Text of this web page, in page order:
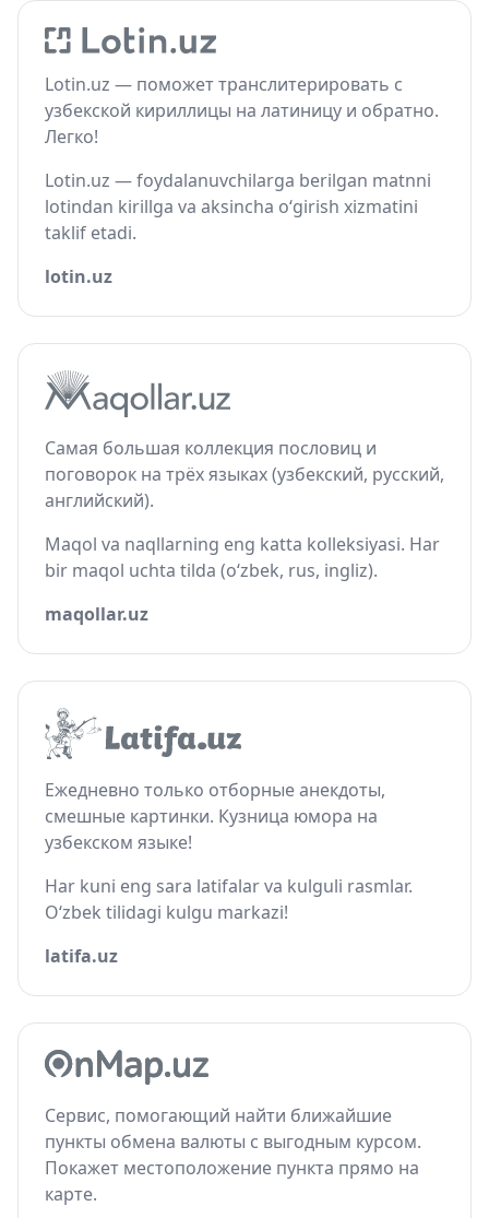
Lotin.uz — поможет транслитерировать с
узбекской кириллицы на латиницу и обратно.
Легко!
Lotin.uz — foydalanuvchilarga berilgan matnni
lotindan kirillga va aksincha o‘girish xizmatini
taklif etadi.
lotin.uz
Самая большая коллекция пословиц и
поговорок на трёх языках (узбекский, русский,
английский).
Maqol va naqllarning eng katta kolleksiyasi. Har
bir maqol uchta tilda (o‘zbek, rus, ingliz).
maqollar.uz
Ежедневно только отборные анекдоты,
смешные картинки. Кузница юмора на
узбекском языке!
Har kuni eng sara latifalar va kulguli rasmlar.
O‘zbek tilidagi kulgu markazi!
latifa.uz
Сервис, помогающий найти ближайшие
пункты обмена валюты с выгодным курсом.
Покажет местоположение пункта прямо на
карте.